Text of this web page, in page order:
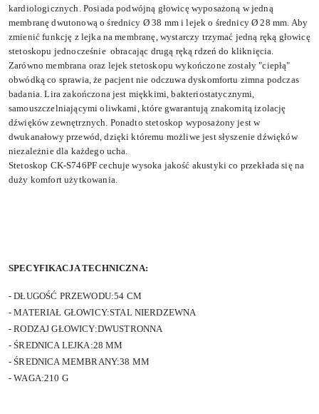
kardiologicznych. Posiada podwójną głowicę wyposażoną w jedną
membranę dwutonową o średnicy Ø 38 mm i lejek o średnicy Ø 28 mm. Aby
zmienić funkcję z lejka na membranę, wystarczy trzymać jedną ręką głowicę
stetoskopu jednocześnie obracając drugą ręką rdzeń do kliknięcia.
Zarówno membrana oraz lejek stetoskopu wykończone zostały "ciepłą"
obwódką co sprawia, że pacjent nie odczuwa dyskomfortu zimna podczas
badania. Lira zakończona jest miękkimi, bakteriostatycznymi,
samouszczelniającymi oliwkami, które gwarantują znakomitą izolację
dźwięków zewnętrznych. Ponadto stetoskop wyposażony jest w
dwukanałowy przewód, dzięki któremu możliwe jest słyszenie dźwięków
niezależnie dla każdego ucha.
Stetoskop CK-S746PF cechuje wysoka jakość akustyki co przekłada się na
duży komfort użytkowania.
SPECYFIKACJA TECHNICZNA:
- DŁUGOŚĆ PRZEWODU:54 CM
- MATERIAŁ GŁOWICY:STAL NIERDZEWNA
- RODZAJ GŁOWICY:DWUSTRONNA
- ŚREDNICA LEJKA:28 MM
- ŚREDNICA MEMBRANY:38 MM
- WAGA:210 G